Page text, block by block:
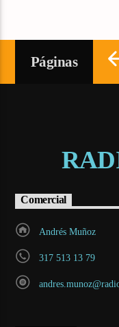
Páginas
Comercial
Andrés Muñoz
317 513 13 79